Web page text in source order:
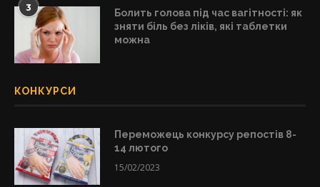
3
Болить голова під час вагітності: як
зняти біль без ліків, які таблетки
можна
КОНКУРСИ
Переможець конкурсу репостів 8-
14 лютого
15/02/2023